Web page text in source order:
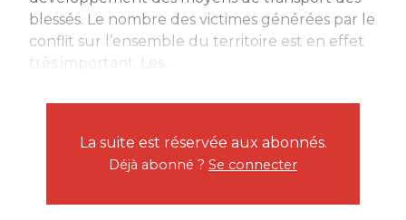
blessés. Le nombre des victimes générées par le
conflit sur l’ensemble du territoire est en effet
très important. Les...
La suite est réservée aux abonnés.
Déjà abonné ? Se connecter